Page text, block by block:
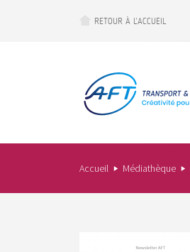
RETOUR À L’ACCUEIL
Accueil Médiathèque